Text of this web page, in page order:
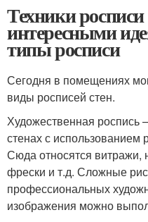
Техники
интересными
типы росписи
Сегодня в помещениях
виды росписей стен.
Художественная роспись
стенах с использованием
Сюда относятся витражи,
фрески и т.д. Сложные
профессиональных
изображения можно